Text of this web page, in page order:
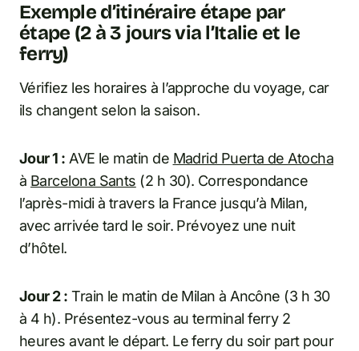
Exemple d’itinéraire étape par
étape (2 à 3 jours via l’Italie et le
ferry)
Vérifiez les horaires à l’approche du voyage, car
ils changent selon la saison.
Jour 1 : AVE le matin de Madrid Puerta de Atocha
à Barcelona Sants (2 h 30). Correspondance
l’après-midi à travers la France jusqu’à Milan,
avec arrivée tard le soir. Prévoyez une nuit
d’hôtel.
Jour 2 : Train le matin de Milan à Ancône (3 h 30
à 4 h). Présentez-vous au terminal ferry 2
heures avant le départ. Le ferry du soir part pour